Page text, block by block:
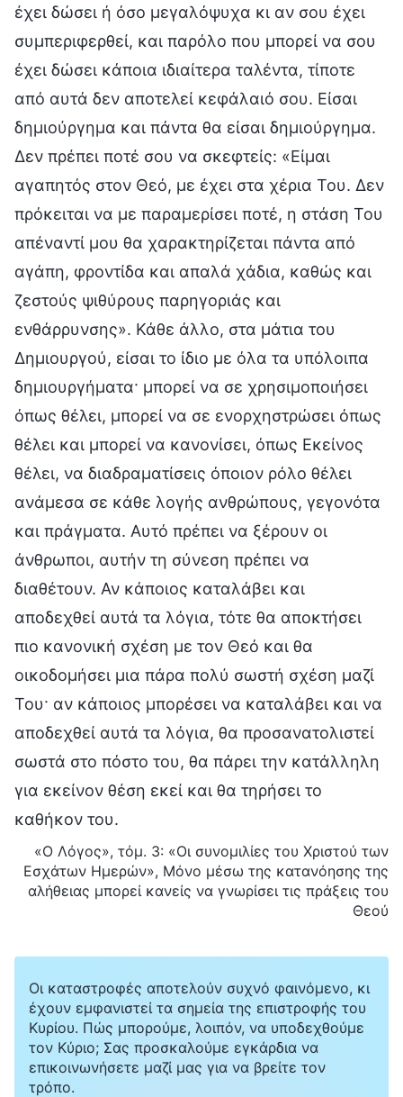
έχει δώσει ή όσο μεγαλόψυχα κι αν σου έχει
συμπεριφερθεί, και παρόλο που μπορεί να σου
έχει δώσει κάποια ιδιαίτερα ταλέντα, τίποτε
από αυτά δεν αποτελεί κεφάλαιό σου. Είσαι
δημιούργημα και πάντα θα είσαι δημιούργημα.
Δεν πρέπει ποτέ σου να σκεφτείς: «Είμαι
αγαπητός στον Θεό, με έχει στα χέρια Του. Δεν
πρόκειται να με παραμερίσει ποτέ, η στάση Του
απέναντί μου θα χαρακτηρίζεται πάντα από
αγάπη, φροντίδα και απαλά χάδια, καθώς και
ζεστούς ψιθύρους παρηγοριάς και
ενθάρρυνσης». Κάθε άλλο, στα μάτια του
Δημιουργού, είσαι το ίδιο με όλα τα υπόλοιπα
δημιουργήματα· μπορεί να σε χρησιμοποιήσει
όπως θέλει, μπορεί να σε ενορχηστρώσει όπως
θέλει και μπορεί να κανονίσει, όπως Εκείνος
θέλει, να διαδραματίσεις όποιον ρόλο θέλει
ανάμεσα σε κάθε λογής ανθρώπους, γεγονότα
και πράγματα. Αυτό πρέπει να ξέρουν οι
άνθρωποι, αυτήν τη σύνεση πρέπει να
διαθέτουν. Αν κάποιος καταλάβει και
αποδεχθεί αυτά τα λόγια, τότε θα αποκτήσει
πιο κανονική σχέση με τον Θεό και θα
οικοδομήσει μια πάρα πολύ σωστή σχέση μαζί
Του· αν κάποιος μπορέσει να καταλάβει και να
αποδεχθεί αυτά τα λόγια, θα προσανατολιστεί
σωστά στο πόστο του, θα πάρει την κατάλληλη
για εκείνον θέση εκεί και θα τηρήσει το
καθήκον του.
«Ο Λόγος», τόμ. 3: «Οι συνομιλίες του Χριστού των
Εσχάτων Ημερών», Μόνο μέσω της κατανόησης της
αλήθειας μπορεί κανείς να γνωρίσει τις πράξεις του
Θεού
Οι καταστροφές αποτελούν συχνό φαινόμενο, κι
έχουν εμφανιστεί τα σημεία της επιστροφής του
Κυρίου. Πώς μπορούμε, λοιπόν, να υποδεχθούμε
τον Κύριο; Σας προσκαλούμε εγκάρδια να
επικοινωνήσετε μαζί μας για να βρείτε τον
τρόπο.